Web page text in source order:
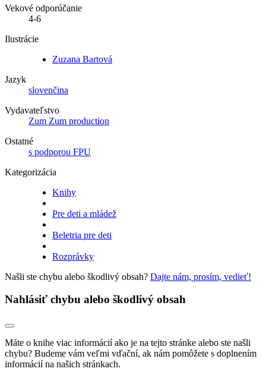
Vekové odporúčanie
4-6
Ilustrácie
Zuzana Bartová
Jazyk
slovenčina
Vydavateľstvo
Zum Zum production
Ostatné
s podporou FPU
Kategorizácia
Knihy
Pre deti a mládež
Beletria pre deti
Rozprávky
Našli ste chybu alebo škodlivý obsah? Dajte nám, prosím, vedieť!
Nahlásiť chybu alebo škodlivý obsah
Máte o knihe viac informácií ako je na tejto stránke alebo ste našli
chybu? Budeme vám veľmi vďační, ak nám pomôžete s doplnením
informácií na našich stránkach.